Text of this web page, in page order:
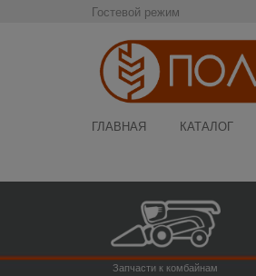
Гостевой режим
ГЛАВНАЯ КАТАЛОГ
Запчасти к комбайнам